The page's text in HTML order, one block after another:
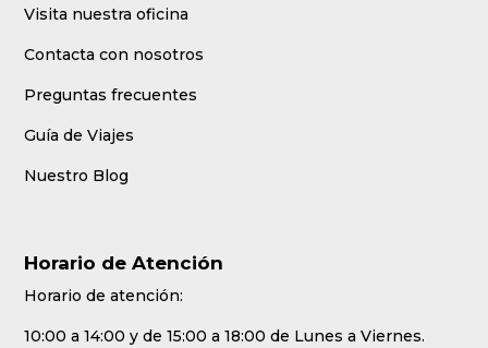
Visita nuestra oficina
Contacta con nosotros
Preguntas frecuentes
Guía de Viajes
Nuestro Blog
Horario de Atención
Horario de atención:
10:00 a 14:00 y de 15:00 a 18:00 de Lunes a Viernes.